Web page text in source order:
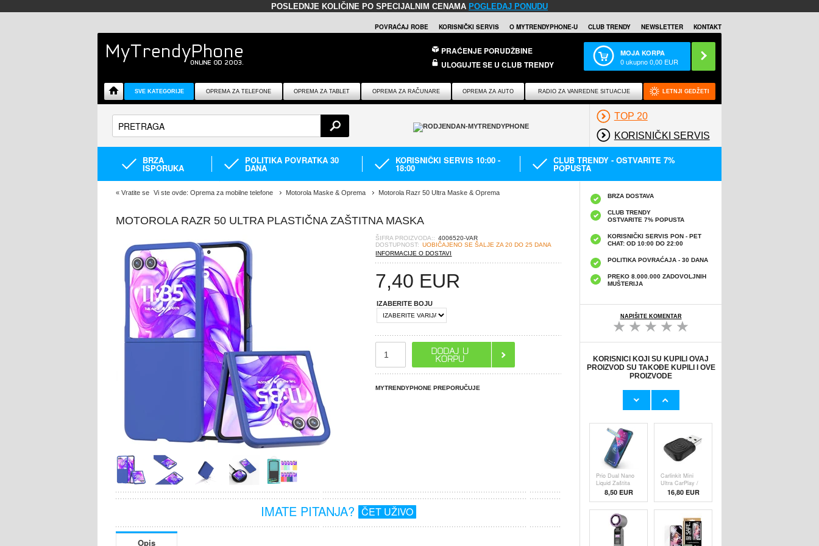
POSLEDNJE KOLIČINE PO SPECIJALNIM CENAMA POGLEDAJ PONUDU
POVRAĆAJ ROBE KORISNIČKI SERVIS O MYTRENDYPHONE-U CLUB TRENDY NEWSLETTER KONTAKT
PRAĆENJE PORUDŽBINE
ULOGUJTE SE U CLUB TRENDY
MOJA KORPA
0ukupno0,00 EUR
SVE KATEGORIJE OPREMA ZA TELEFONE OPREMA ZA TABLET OPREMA ZA RAČUNARE OPREMA ZA AUTO RADIO ZA VANREDNE SITUACIJE LETNJI GEDŽETI
TOP 20
KORISNIČKI SERVIS
BRZA
ISPORUKA
POLITIKA POVRATKA 30
DANA
KORISNIČKI SERVIS 10:00 -
18:00
CLUB TRENDY - OSTVARITE 7%
POPUSTA
« Vratite se Vi ste ovde: Oprema za mobilne telefone Motorola Maske & Oprema Motorola Razr 50 Ultra Maske & Oprema
MOTOROLA RAZR 50 ULTRA PLASTIČNA ZAŠTITNA MASKA
ŠIFRA PROIZVODA:: 4006520-VAR
DOSTUPNOST: UOBIČAJENO SE ŠALJE ZA 20 DO 25 DANA
INFORMACIJE O DOSTAVI
7,40 EUR
IZABERITE BOJU
MYTRENDYPHONE PREPORUČUJE
IMATE PITANJA? ČET UŽIVO
Opis
BRZA DOSTAVA
CLUB TRENDY
OSTVARITE 7% POPUSTA
KORISNIČKI SERVIS PON - PET
CHAT: OD 10:00 DO 22:00
POLITIKA POVRAĆAJA - 30 DANA
PREKO 8.000.000 ZADOVOLJNIH
MUŠTERIJA
NAPIŠITE KOMENTAR
KORISNICI KOJI SU KUPILI OVAJ
PROIZVOD SU TAKOĐE KUPILI I OVE
PROIZVODE
Originalni Apple
Originalni Apple
Prio Dual Nano
Liquid Zaštita
8,50 EUR
Carlinkit Mini
Ultra CarPlay /
16,80 EUR